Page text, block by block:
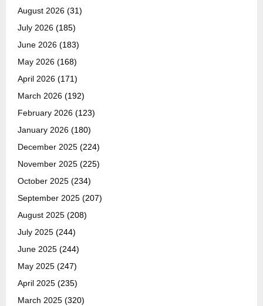
August 2026 (31)
July 2026 (185)
June 2026 (183)
May 2026 (168)
April 2026 (171)
March 2026 (192)
February 2026 (123)
January 2026 (180)
December 2025 (224)
November 2025 (225)
October 2025 (234)
September 2025 (207)
August 2025 (208)
July 2025 (244)
June 2025 (244)
May 2025 (247)
April 2025 (235)
March 2025 (320)